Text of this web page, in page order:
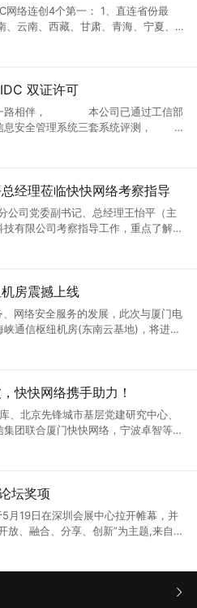
个第一： 1、直连省份最
云南、西藏、甘肃、青海、宁夏、
出省带宽最多，已经
。 服务器机型：16核
防御
微端防CC策略 ----------------
验活动： 只要
额。 测试IP:123.129.217.1
双证许可
司已通过工信部
安全管理系统三套系统评测，
务 ISP（因特网接入服务），IDC(互
经理莅临快快网络考察指导
司党委副书记、总经理王怡平（主
有限公司考察指导工作，重点了解当
深化双方合作、推进5G建设进行交
建工作情况介绍，以先锋引领、共建
业的运营情
表示肯定，并从国家宏观政策、行业
数据、云计算行业发展的机遇和挑
重要组成部分，也是推动经济社会数字
术的新产品、新服务，助力行业应
化合作，协同开展5G应用创新探
房震撼上线
网络安全服务的发展，此次与厦门电
通信枢纽机房(东南云基地)，将进一
场。 快快网络厦门海峡
系统，配备了福建省首个液态冷却
打造的核心项目。 电力供应 机
三路高压进线每回线路的供电容量为
的备用高压柴油发电机组，
保证99.99%持续电力供应。 恒温
机房通风、恒温、恒湿 机房温度控
资源 机房依托中国
业用户的网络设备通过海峡通信IDC
系统，录像保存时间>3个月，可根
快快网络携手助力！
、北京先锋城市基层党建研究中心、
团联合厦门快快网络，宁波卓智等共
”工程在浙江宁波顺利启动，这也是
的带宽和强大防御是必不可少的！
台暨网络数据、安全防护中心”项目能
宁波卓智以及其他安全公司一起为该
域的信息安全网络数据、安全防护中
告机制、情报共享机制、研判处置机
力。 这是企业回报党和国家的最好
坛奖项
月19日在深圳会展中心拉开帷幕，并
放、融合、分享、创新”为主题,来自全
展会，厦门快快网络科技有限公司携